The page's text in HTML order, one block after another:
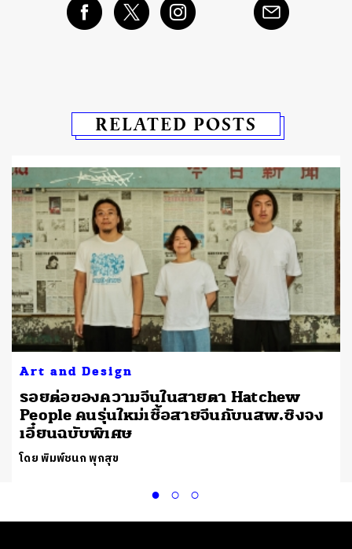
RELATED POSTS
Art and Design
รอยต่อของความจีนในสายตา Hatchew
People คนรุ่นใหม่เชื้อสายจีนกับนสพ.ซิงจง
เอี๋ยนฉบับพิเศษ
โดย พิมพ์ชนก พุกสุข